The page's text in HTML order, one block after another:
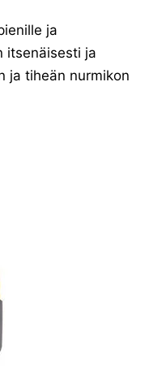
ja
itsenäisesti ja
ja tiheän nurmikon